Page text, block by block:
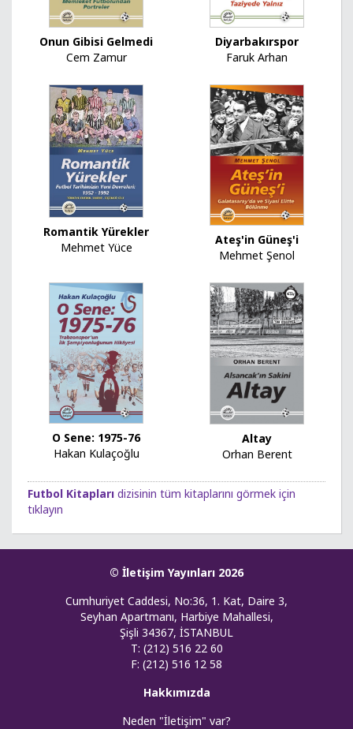
Onun Gibisi Gelmedi
Cem Zamur
Diyarbakırspor
Faruk Arhan
Romantik Yürekler
Mehmet Yüce
Ateş'in Güneş'i
Mehmet Şenol
O Sene: 1975-76
Hakan Kulaçoğlu
Altay
Orhan Berent
Futbol Kitapları dizisinin tüm kitaplarını görmek için
tıklayın
© İletişim Yayınları 2026
Cumhuriyet Caddesi, No:36, 1. Kat, Daire 3,
Seyhan Apartmanı, Harbiye Mahallesi,
Şişli 34367, İSTANBUL
T: (212) 516 22 60
F: (212) 516 12 58
Hakkımızda
Neden "İletişim" var?